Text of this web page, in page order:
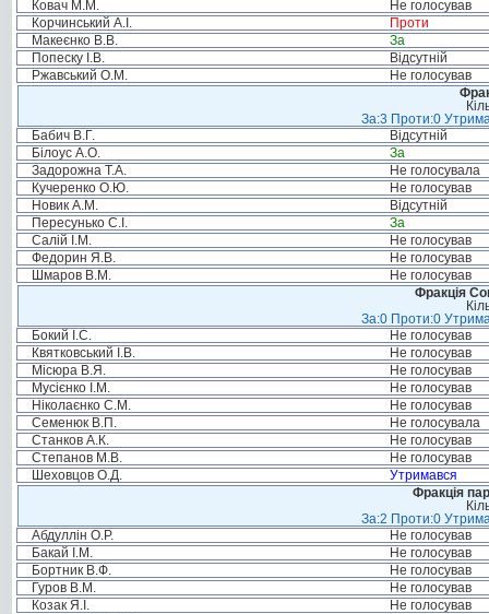
Ковач М.М.
Не голосував
Корчинський А.І.
Проти
Макеєнко В.В.
За
Попеску І.В.
Відсутній
Ржавський О.М.
Не голосував
За:3 Проти:0
Бабич В.Г.
Відсутній
Білоус А.О.
За
Задорожна Т.А.
Не голосувала
Кучеренко О.Ю.
Не голосував
Новик А.М.
Відсутній
Пересунько С.І.
За
Салій І.М.
Не голосував
Федорин Я.В.
Не голосував
Шмаров В.М.
Не голосував
Фракція
За:0 Проти:0
Бокий І.С.
Не голосував
Квятковський І.В.
Не голосував
Місюра В.Я.
Не голосував
Мусієнко І.М.
Не голосував
Ніколаєнко С.М.
Не голосував
Семенюк В.П.
Не голосувала
Станков А.К.
Не голосував
Степанов М.В.
Не голосував
Шеховцов О.Д.
Утримався
Фракція
За:2 Проти:0
Абдуллін О.Р.
Не голосував
Бакай І.М.
Не голосував
Бортник В.Ф.
Не голосував
Гуров В.М.
Не голосував
Козак Я.І.
Не голосував